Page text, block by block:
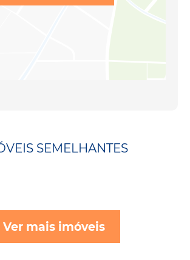
SEMELHANTES
Ver mais imóveis